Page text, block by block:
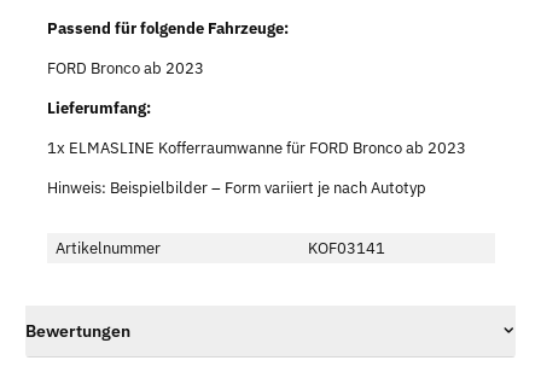
Passend für folgende Fahrzeuge:
FORD Bronco ab 2023
Lieferumfang:
1x ELMASLINE Kofferraumwanne für FORD Bronco ab 2023
Hinweis: Beispielbilder – Form variiert je nach Autotyp
Artikelnummer KOF03141
Bewertungen